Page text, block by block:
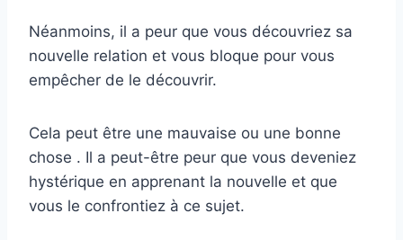
Néanmoins, il a peur que vous découvriez sa
nouvelle relation et vous bloque pour vous
empêcher de le découvrir.
Cela peut être une mauvaise ou une bonne
chose . Il a peut-être peur que vous deveniez
hystérique en apprenant la nouvelle et que
vous le confrontiez à ce sujet.